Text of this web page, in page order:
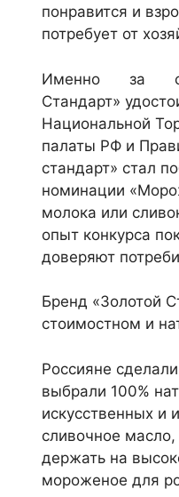
понравится и
потребует от
Именно за
Стандарт»
Национальной
палаты РФ и
стандарт» стал
номинации
молока или
опыт конкурса
доверяют
Бренд «Золотой
стоимостном и
Россияне
выбрали 100%
искусственных и
сливочное
держать на
мороженое для